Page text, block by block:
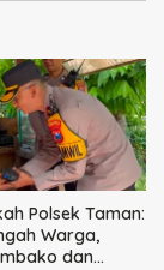
Polsek Taman:
Warga,
dan